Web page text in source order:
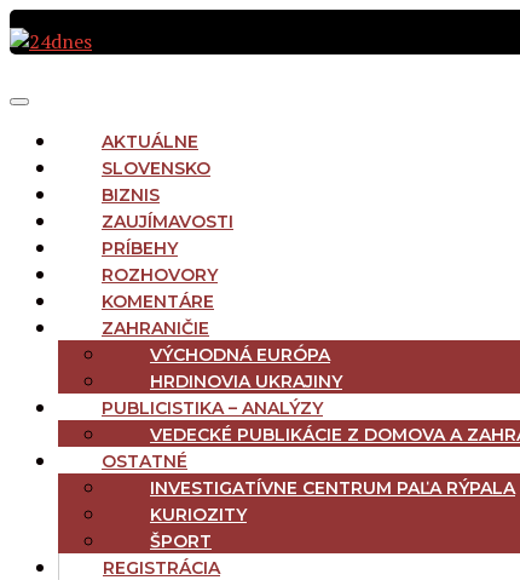
Preskočiť
na
Menu
AKTUÁLNE
SLOVENSKO
BIZNIS
ZAUJÍMAVOSTI
PRÍBEHY
ROZHOVORY
KOMENTÁRE
ZAHRANIČIE
VÝCHODNÁ EURÓPA
HRDINOVIA UKRAJINY
PUBLICISTIKA – ANALÝZY
VEDECKÉ PUBLIKÁCIE Z DOMOVA A
OSTATNÉ
INVESTIGATÍVNE CENTRUM PAĽA RÝPALA
KURIOZITY
ŠPORT
REGISTRÁCIA